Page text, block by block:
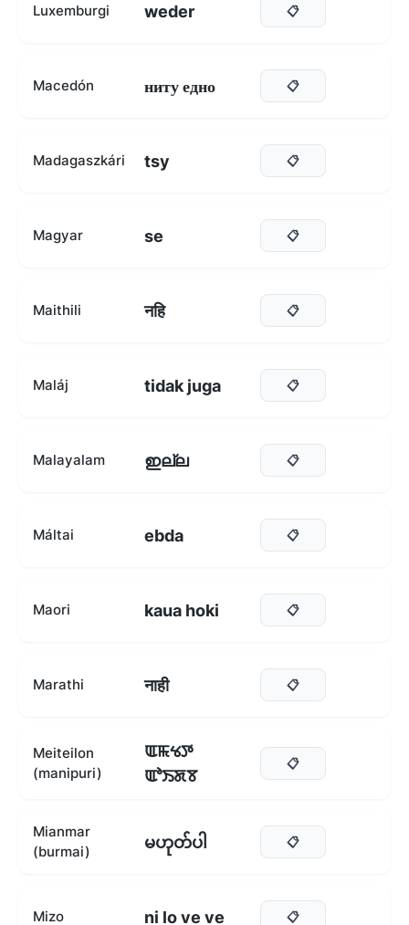
Luxemburgi weder 📋
Macedón ниту едно 📋
Madagaszkári tsy 📋
Magyar se 📋
Maithili नहि 📋
Maláj tidak juga 📋
Malayalam ഇല്ല 📋
Máltai ebda 📋
Maori kaua hoki 📋
Marathi नाही 📋
Meiteilon
(manipuri)
ꯑꯃꯠꯇ
ꯑꯣꯏꯗꯕ
📋
Mianmar
(burmai)
မဟုတ်ပါ 📋
Mizo ni lo ve ve 📋